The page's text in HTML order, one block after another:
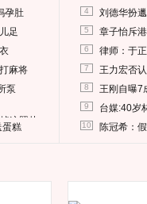
孕肚
足
麻将
泵
这照片
蛋糕
4 刘德华扮
5 章子怡斥
6 律师：于
7 王力宏否
8 王刚自曝7
9 台媒:40岁
10 陈冠希：